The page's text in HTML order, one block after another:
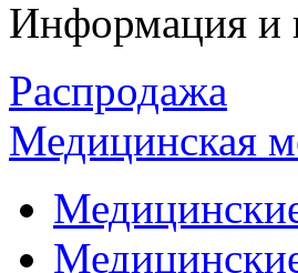
Информация и
Распродажа
Медицинская